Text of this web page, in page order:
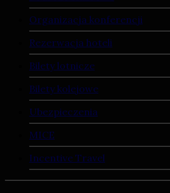
Organizacja konferencji
Rezerwacja hoteli
Bilety lotnicze
Bilety kolejowe
Ubezpieczenia
MICE
Incentive Travel